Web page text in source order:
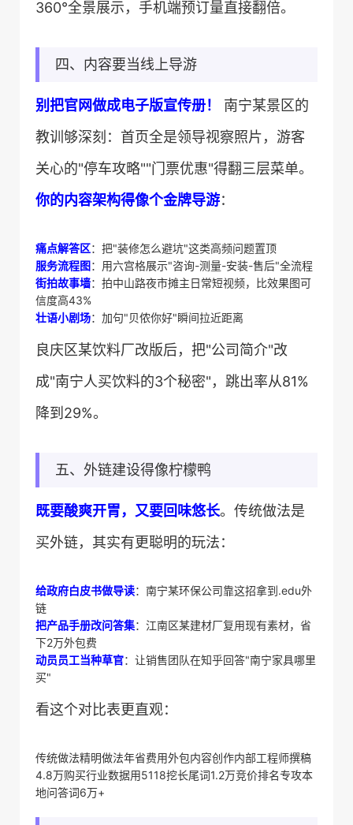
360°全景展示，手机端预订量直接翻倍。
四、内容要当线上导游
​别把官网做成电子版宣传册！​
​ 南宁某景区的
教训够深刻：首页全是领导视察照片，游客
关心的"停车攻略""门票优惠"得翻三层菜单。​
你的内容架构得像个金牌导游​​：
​痛点解答区​​：把"装修怎么避坑"这类高频问题置顶
​服务流程图​​：用六宫格展示"咨询-测量-安装-售后"全流程
​街拍故事墙​​：拍中山路夜市摊主日常短视频，比效果图可
信度高43%
​壮语小剧场​​：加句"贝侬你好"瞬间拉近距离
良庆区某饮料厂改版后，把"公司简介"改
成"南宁人买饮料的3个秘密"，跳出率从81%
降到29%。
五、外链建设得像柠檬鸭
​既要酸爽开胃，又要回味悠长​​。传统做法是
买外链，其实有更聪明的玩法：
​给政府白皮书做导读​​：南宁某环保公司靠这招拿到.edu外
链
​把产品手册改问答集​​：江南区某建材厂复用现有素材，省
下2万外包费
​动员员工当种草官​​：让销售团队在知乎回答"南宁家具哪里
买"
看这个对比表更直观：
传统做法精明做法年省费用外包内容创作内部工程师撰稿
4.8万购买行业数据用5118挖长尾词1.2万竞价排名专攻本
地问答词6万+